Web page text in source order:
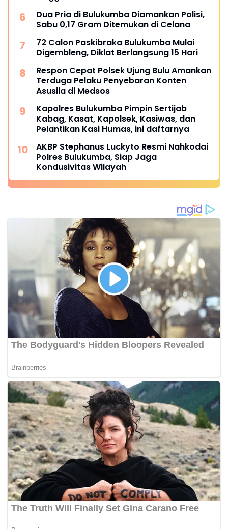
Dua Pria di Bulukumba Diamankan Polisi,
Sabu 0,17 Gram Ditemukan di Celana
72 Calon Paskibraka Bulukumba Mulai
Digembleng, Diklat Berlangsung 15 Hari
Respon Cepat Polsek Ujung Bulu Amankan
Terduga Pelaku Penyebaran Konten
Asusila di Medsos
Kapolres Bulukumba Pimpin Sertijab
Kabag, Kasat, Kapolsek, Kasiwas, dan
Pelantikan Kasi Humas, ini daftarnya
AKBP Stephanus Luckyto Resmi Nahkodai
Polres Bulukumba, Siap Jaga
Kondusivitas Wilayah